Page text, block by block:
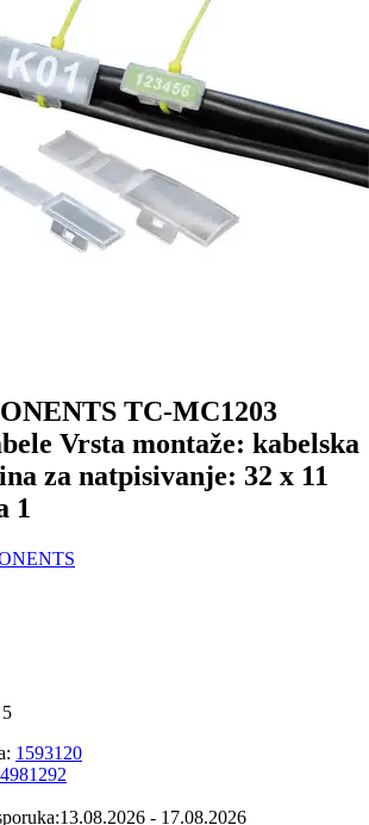
TC-MC1203
Vrsta montaže: kabelska
za natpisivanje: 32 x 11
1
1593120
13.08.2026 - 17.08.2026